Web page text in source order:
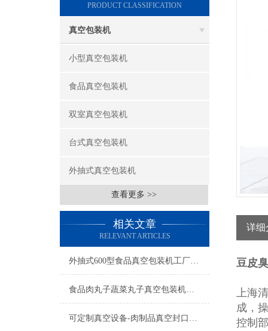
PRODUCT CLASSIFICATION
真空包装机
小型真空包装机
食品真空包装机
双室真空包装机
台式真空包装机
外抽式真空包装机
查看更多 >>
相关文章
RELEVANT ARTICLES
外抽式600型食品真空包装机工厂生产
食品肉丸子蔬菜丸子真空包装机操作简单
可定制真空设备-肉制品真空封口机-食品真空包装机厂家
详细
豆皮
上海
成，
控制